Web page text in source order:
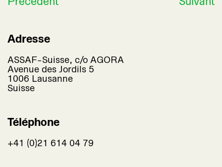
Adresse
ASSAF-Suisse, c/o AGORA
Avenue des Jordils 5
1006 Lausanne
Suisse
Téléphone
+41 (0)21 614 04 79